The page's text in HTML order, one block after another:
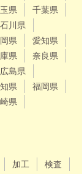
県
千葉県
石川県
県
愛知県
県
奈良県
広島県
県
福岡県
県
加工
検査